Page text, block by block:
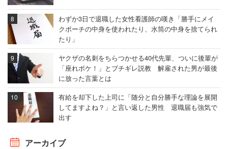
わずか3日で退職した女性看護師の嘆き「勝手にメイ
クポーチの中身を使われたり、水筒の中身を捨てられ
たり」
ヤクザの名刺をちらつかせる40代先輩、ついに後輩が
「座れボケ！」とブチギレ説教 解雇された男が最後
に放った言葉とは
有給を却下した上司に「随分と自分勝手な理論を展開
してますよね？」と言い返した男性 退職届も強気で
出す
アーカイブ